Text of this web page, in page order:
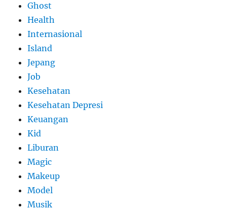
Ghost
Health
Internasional
Island
Jepang
Job
Kesehatan
Kesehatan Depresi
Keuangan
Kid
Liburan
Magic
Makeup
Model
Musik